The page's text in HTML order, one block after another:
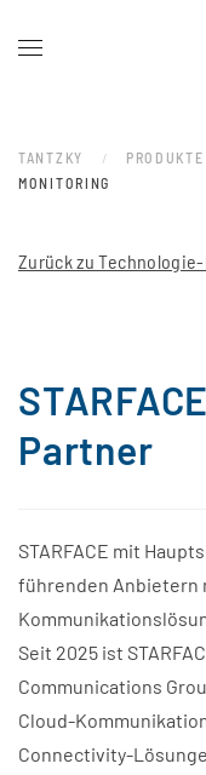
TANTZKY PRODUKTE
MONITORING
Zurück zu
Partner
STARFACE mit
führenden Anbietern
Seit 2025 ist
Communications
Cloud-
Connectivity-